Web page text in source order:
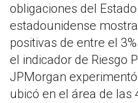
obligaciones del
estadounidense
positivas de entre el
el indicador de Riesgo
JPMorgan
ubicó en el área de las